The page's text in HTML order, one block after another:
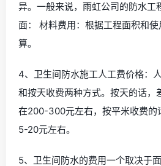
异。一般来说，雨虹公司的防水工
面： 材料费用：根据工程面积和
算。
4、卫生间防水施工人工费价格：
和按天收费两种方式。按天的话，
在200-300元左右，按平米收费的
5-20元左右。
5、卫生间防水的费用一个取决于